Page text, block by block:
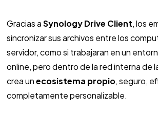
Gracias aSynology Drive Client, los
sincronizar sus archivos entre los
servidor, como si trabajaran en un
online, pero dentro de la red interna de
crea unecosistema propio, seguro,
completamente personalizable.